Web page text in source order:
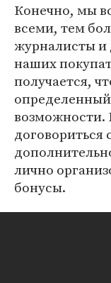
Конечно, мы
всеми, тем
журналисты и
наших
получается,
возможности.
договориться
лично
бонусы.